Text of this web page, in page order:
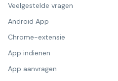
Veelgestelde vragen
Android App
Chrome-extensie
App indienen
App aanvragen